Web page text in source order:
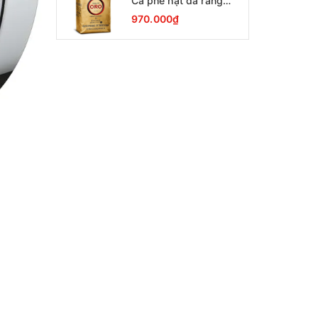
Lavazza Oro Qualita
1000g
970.000₫